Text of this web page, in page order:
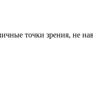
точки зрения, не